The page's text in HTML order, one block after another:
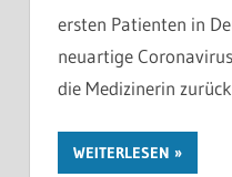
ersten Patienten in
neuartige
die Medizinerin
WEITERLESEN